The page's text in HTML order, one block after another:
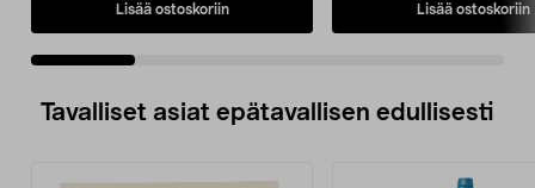
Lisää ostoskoriin Lisää ostoskoriin
Tavalliset asiat epätavallisen edullisesti